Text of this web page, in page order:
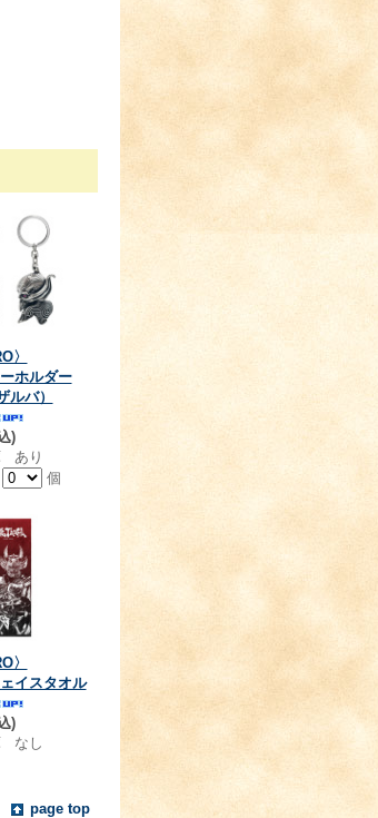
〉
ホルダー
ルバ）
)
あり
個
〉
イスタオル
)
なし
page top